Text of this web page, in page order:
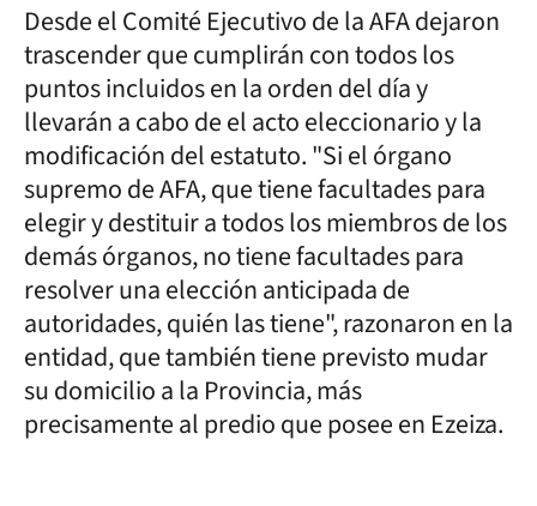
Desde el Comité Ejecutivo de la AFA dejaron
trascender que cumplirán con todos los
puntos incluidos en la orden del día y
llevarán a cabo de el acto eleccionario y la
modificación del estatuto. "Si el órgano
supremo de AFA, que tiene facultades para
elegir y destituir a todos los miembros de los
demás órganos, no tiene facultades para
resolver una elección anticipada de
autoridades, quién las tiene", razonaron en la
entidad, que también tiene previsto mudar
su domicilio a la Provincia, más
precisamente al predio que posee en Ezeiza.